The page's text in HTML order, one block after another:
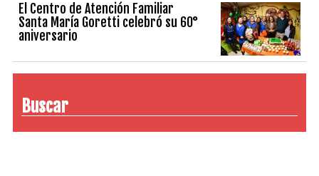
El Centro de Atención Familiar
Santa María Goretti celebró su 60°
aniversario
Buscar